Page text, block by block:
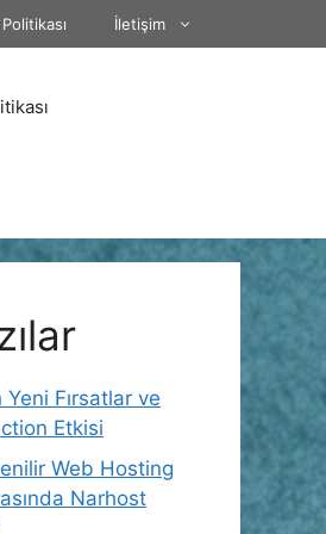
İletişim
Yeni Fırsatlar ve
Etkisi
Web Hosting
Narhost